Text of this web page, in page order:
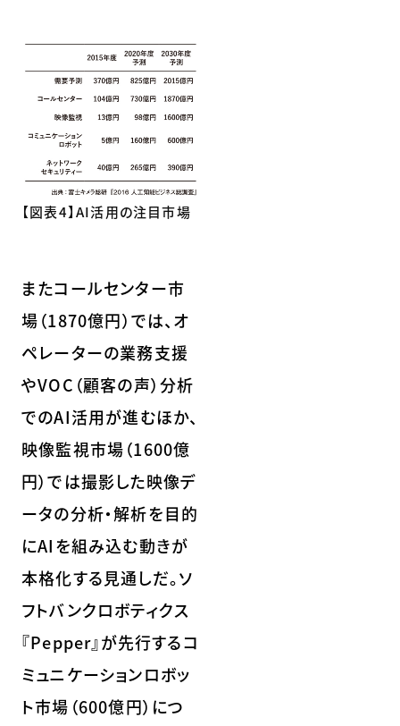
【図表4】AI活用の注目市場
またコールセンター市
場（1870億円）では、オ
ペレーターの業務支援
やVOC（顧客の声）分析
でのAI活用が進むほか、
映像監視市場（1600億
円）では撮影した映像デ
ータの分析・解析を目的
にAIを組み込む動きが
本格化する見通しだ。ソ
フトバンクロボティクス
『Pepper』が先行するコ
ミュニケーションロボッ
ト市場（600億円）につ